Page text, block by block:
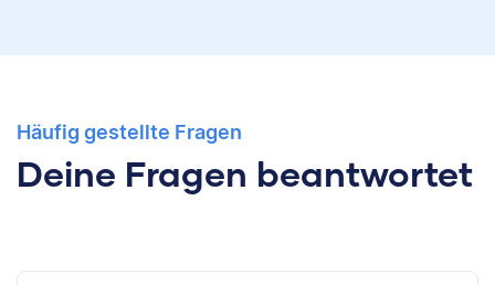
Häufig gestellte Fragen
Deine Fragen beantwortet